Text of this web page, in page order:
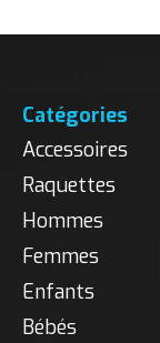
Catégories
Accessoires
Raquettes
Hommes
Femmes
Enfants
Bébés